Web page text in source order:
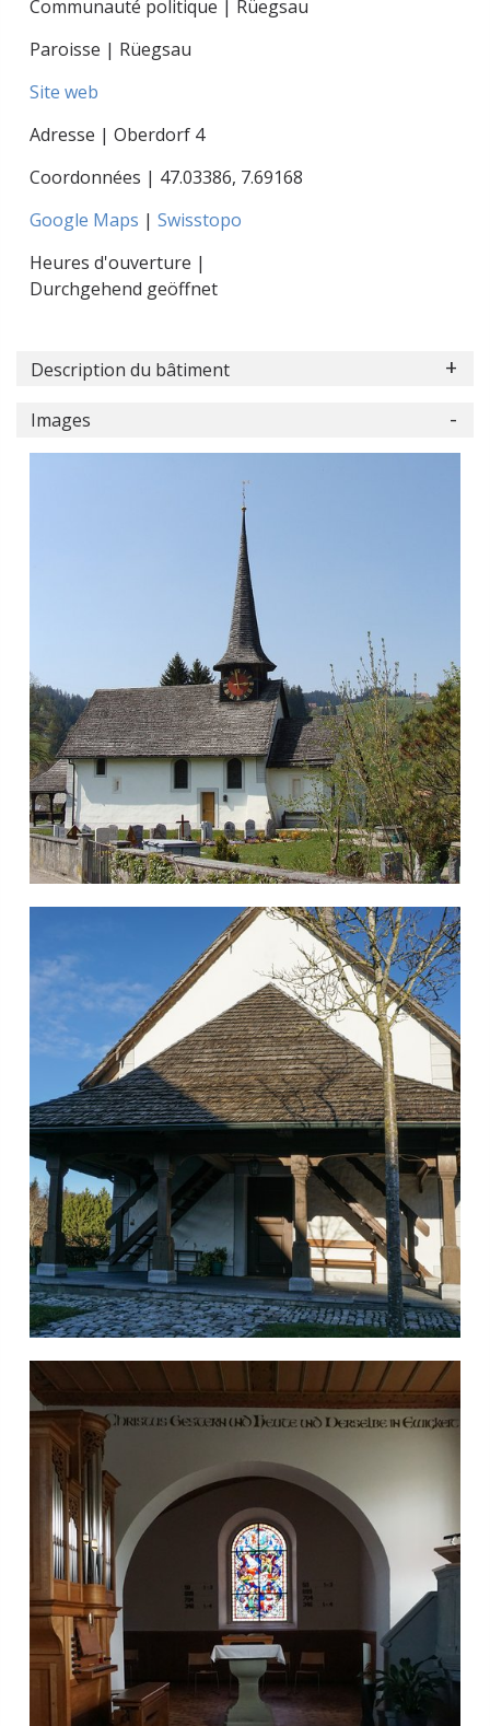
Communauté politique | Rüegsau
Paroisse | Rüegsau
Site web
Adresse | Oberdorf 4
Coordonnées | 47.03386, 7.69168
Google Maps | Swisstopo
Heures d'ouverture |
Durchgehend geöffnet
Description du bâtiment
Images